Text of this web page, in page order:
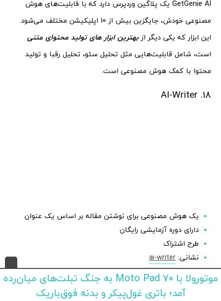
GetGenie AI یک پلاگین وردپرس دارد که با قابلیت‌های هوش
مصنوعی خودش، جایگزین بیش از 10 اپلیکیشن مختلف می‌شود.
این ابزار که یکی دیگر ازبهترین ابزار های تولید محتوای متنی
است، شامل قابلیت‌هایی مثل تحلیل سئو، تحلیل رقبا و تولید
محتوا با کمک هوش مصنوعی است.
18. AI-Writer
یک هوش مصنوعی برای نوشتن مقاله بر اساس یک عنوان
دارای دوره آزمایشی رایگان
طرح اشتراک
نشانی: ai-writer
AI-Writer یک پلتفرم تولید متن است که از مدل‌های هوش
موتورولا با Moto Pad 70 به جنگ تبلت‌های میان‌رده
آمد؛ باتری غول‌پیکر و بدنه فوق‌باریک